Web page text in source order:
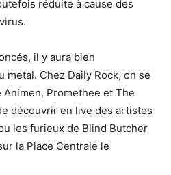
réduite à cause des
il y aura bien
metal. Chez Daily Rock, on se
Animen, Promethee et The
découvrir en live des artistes
les furieux de Blind Butcher
la Place Centrale le